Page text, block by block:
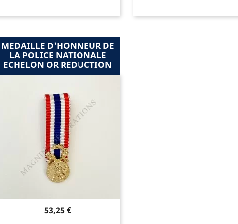
MEDAILLE D'HONNEUR DE
LA POLICE NATIONALE
ECHELON OR REDUCTION
Prix
53,25 €